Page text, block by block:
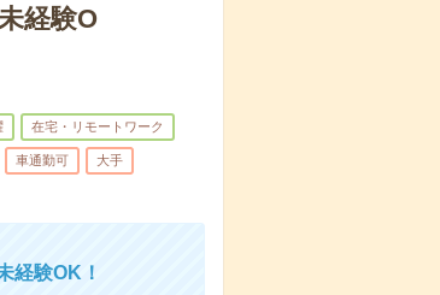
経験O
在宅・リモートワーク
車通勤可 大手
経験OK！